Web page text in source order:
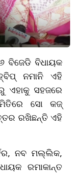
୬ ବିଜେଡି ବିଧାୟକ
ନମାନି ଏହି
ଏହାକୁ ସହଜରେ
ସୋ କଜ୍
ରଖିଛନ୍ତି ଏହି
ନବ ମଲ୍ଲିକ,
ରମାକାନ୍ତ